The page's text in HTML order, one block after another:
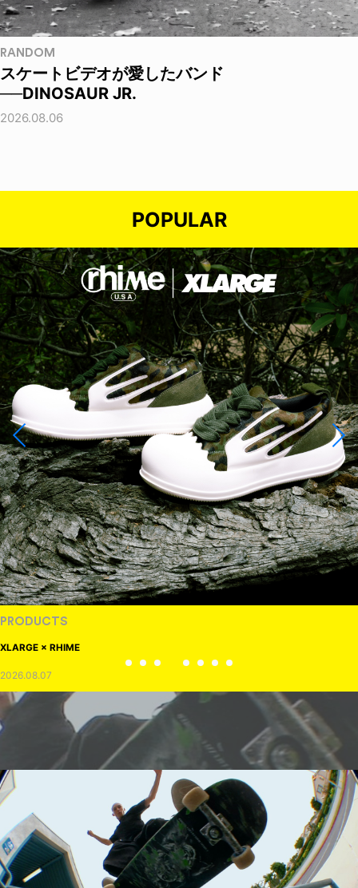
RANDOM
スケートビデオが愛したバンド
──DINOSAUR JR.
2026.08.06
POPULAR
PRODUCTS
XLARGE × RHIME
2026.08.07